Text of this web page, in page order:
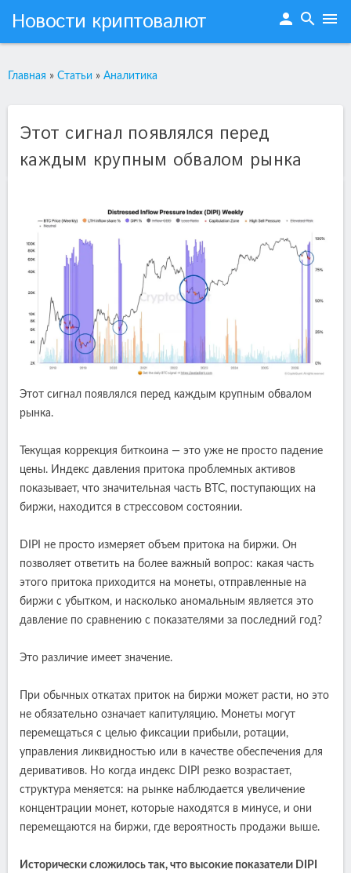
Новости криптовалют person search menu
Главная » Статьи » Аналитика
Этот сигнал появлялся перед
каждым крупным обвалом рынка
Этот сигнал появлялся перед каждым крупным обвалом
рынка.
Текущая коррекция биткоина — это уже не просто падение
цены. Индекс давления притока проблемных активов
показывает, что значительная часть BTC, поступающих на
биржи, находится в стрессовом состоянии.
DIPI не просто измеряет объем притока на биржи. Он
позволяет ответить на более важный вопрос: какая часть
этого притока приходится на монеты, отправленные на
биржи с убытком, и насколько аномальным является это
давление по сравнению с показателями за последний год?
Это различие имеет значение.
При обычных откатах приток на биржи может расти, но это
не обязательно означает капитуляцию. Монеты могут
перемещаться с целью фиксации прибыли, ротации,
управления ликвидностью или в качестве обеспечения для
деривативов. Но когда индекс DIPI резко возрастает,
структура меняется: на рынке наблюдается увеличение
концентрации монет, которые находятся в минусе, и они
перемещаются на биржи, где вероятность продажи выше.
Исторически сложилось так, что высокие показатели DIPI